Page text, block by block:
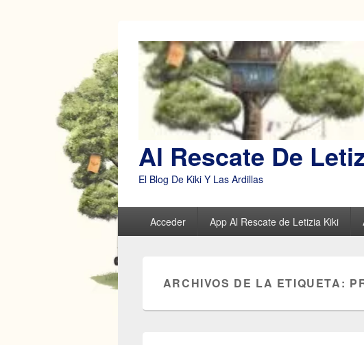
Al Rescate De
El Blog De Kiki Y Las Ardillas
Menú
principalAcceder App Al Rescate de Letizia Kiki
ARCHIVOS DE LA ETIQUETA: